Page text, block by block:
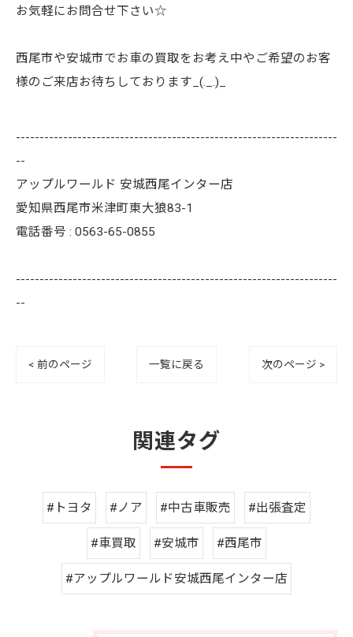
お気軽にお問合せ下さい☆
西尾市や安城市でお車の買取をお考え中やご希望のお客
様のご来店お待ちしております_(._.)_
--------------------------------------------------------------------
--
アップルワールド 安城西尾インター店
愛知県西尾市米津町東大狼83-1
電話番号 : 0563-65-0855
--------------------------------------------------------------------
--
< 前のページ 一覧に戻る 次のページ >
関連タグ
#トヨタ #ノア #中古車販売 #出張査定
#車買取 #安城市 #西尾市
#アップルワールド安城西尾インター店